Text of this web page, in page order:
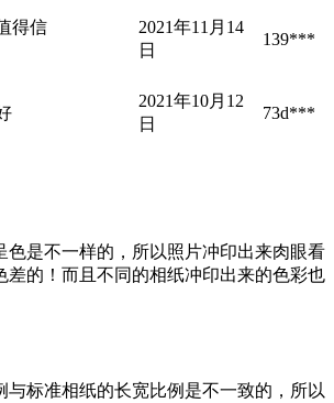
得信
2021年11月14
日
139***
2021年10月12
日
73d***
色是不一样的，所以照片冲印出来肉眼看
差的！而且不同的相纸冲印出来的色彩也
与标准相纸的长宽比例是不一致的，所以